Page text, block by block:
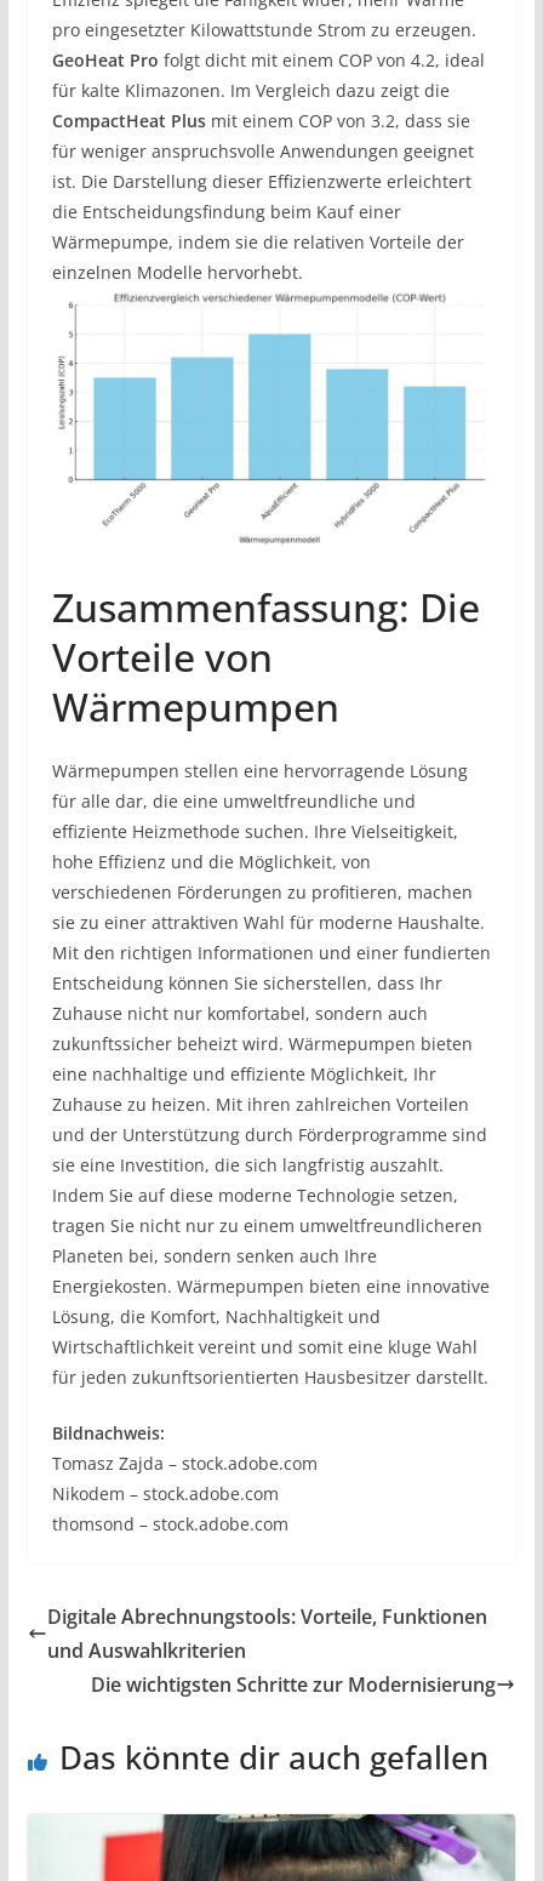
pro eingesetzter Kilowattstunde Strom zu erzeugen.
GeoHeat Pro folgt dicht mit einem COP von 4.2, ideal
für kalte Klimazonen. Im Vergleich dazu zeigt die
CompactHeat Plusmit einem COP von 3.2, dass sie
für weniger anspruchsvolle Anwendungen geeignet
ist. Die Darstellung dieser Effizienzwerte erleichtert
die Entscheidungsfindung beim Kauf einer
Wärmepumpe, indem sie die relativen Vorteile der
einzelnen Modelle hervorhebt.
Zusammenfassung: Die
Vorteile von
Wärmepumpen
Wärmepumpen stellen eine hervorragende Lösung
für alle dar, die eine umweltfreundliche und
effiziente Heizmethode suchen. Ihre Vielseitigkeit,
hohe Effizienz und die Möglichkeit, von
verschiedenen Förderungen zu profitieren, machen
sie zu einer attraktiven Wahl für moderne Haushalte.
Mit den richtigen Informationen und einer fundierten
Entscheidung können Sie sicherstellen, dass Ihr
Zuhause nicht nur komfortabel, sondern auch
zukunftssicher beheizt wird. Wärmepumpen bieten
eine nachhaltige und effiziente Möglichkeit, Ihr
Zuhause zu heizen. Mit ihren zahlreichen Vorteilen
und der Unterstützung durch Förderprogramme sind
sie eine Investition, die sich langfristig auszahlt.
Indem Sie auf diese moderne Technologie setzen,
tragen Sie nicht nur zu einem umweltfreundlicheren
Planeten bei, sondern senken auch Ihre
Energiekosten. Wärmepumpen bieten eine innovative
Lösung, die Komfort, Nachhaltigkeit und
Wirtschaftlichkeit vereint und somit eine kluge Wahl
für jeden zukunftsorientierten Hausbesitzer darstellt.
Bildnachweis:
Tomasz Zajda – stock.adobe.com
Nikodem – stock.adobe.com
thomsond – stock.adobe.com
Digitale Abrechnungstools: Vorteile, Funktionen
und Auswahlkriterien
Die wichtigsten Schritte zur Modernisierung
Das könnte dir auch gefallen